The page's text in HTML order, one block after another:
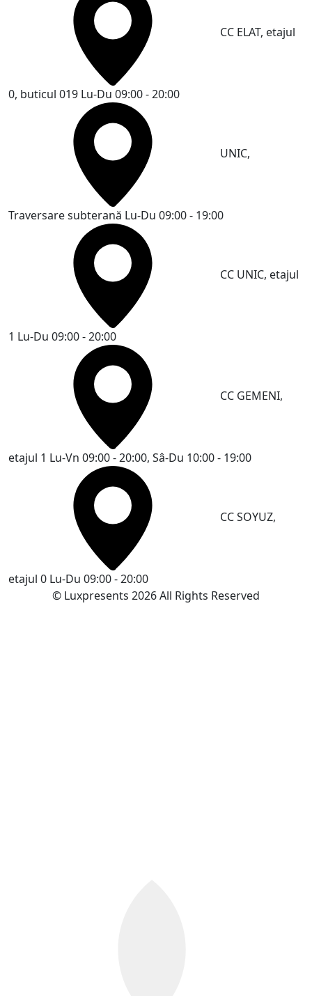
CC ELAT, etajul
0, buticul 019 Lu-Du 09:00 - 20:00
UNIC,
Traversare subterană Lu-Du 09:00 - 19:00
CC UNIC, etajul
1 Lu-Du 09:00 - 20:00
CC GEMENI,
etajul 1 Lu-Vn 09:00 - 20:00, Sâ-Du 10:00 - 19:00
CC SOYUZ,
etajul 0 Lu-Du 09:00 - 20:00
© Luxpresents 2026 All Rights Reserved